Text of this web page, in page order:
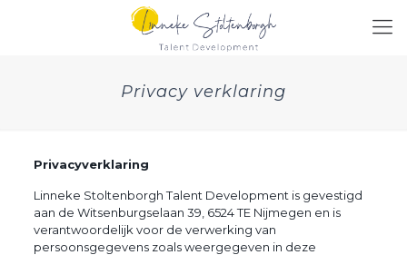
Privacy verklaring
Privacyverklaring
Linneke Stoltenborgh Talent Development is gevestigd
aan de Witsenburgselaan 39, 6524 TE Nijmegen en is
verantwoordelijk voor de verwerking van
persoonsgegevens zoals weergegeven in deze